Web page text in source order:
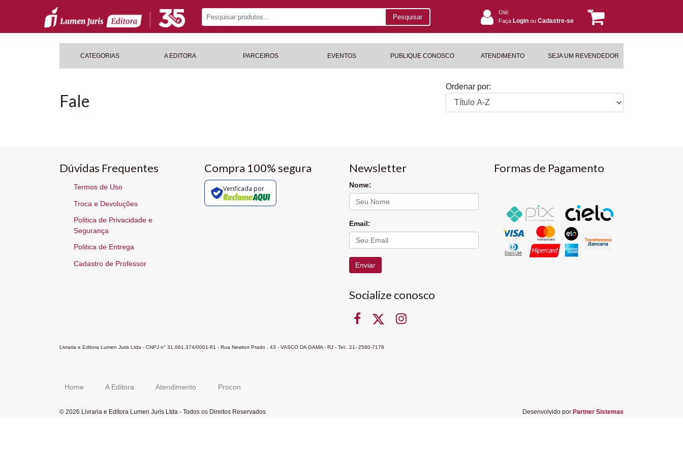
Pesquisar
Olá!
Faça Login ou Cadastre-se
CATEGORIAS A EDITORA PARCEIROS EVENTOS PUBLIQUE CONOSCO ATENDIMENTO SEJA UM REVENDEDOR
Fale
Ordenar por:
Dúvidas Frequentes
Termos de Uso
Troca e Devoluções
Politica de Privacidade e
Segurança
Politica de Entrega
Cadastro de Professor
Compra 100% segura
Verificada por
Newsletter
Nome:
Email:
Enviar
Socialize conosco
Formas de Pagamento
Livraria e Editora Lumen Juris Ltda - CNPJ n° 31.661.374/0001-81 - Rua Newton Prado , 43 - VASCO DA GAMA - RJ - Tel:. 21- 2580-7178
Home A Editora Atendimento Procon
© 2026 Livraria e Editora Lumen Juris Ltda - Todos os Direitos Reservados Desenvolvido por Partner Sistemas